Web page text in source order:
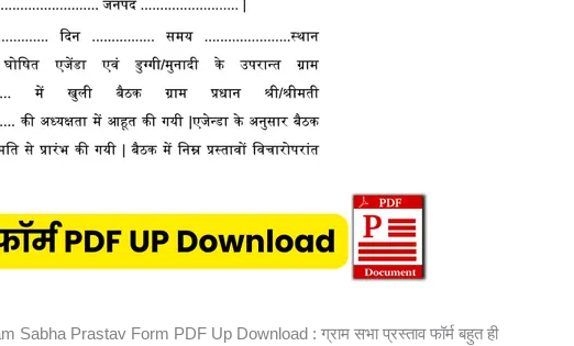
Sabha Prastav Form PDF Up Download : ग्राम सभा प्रस्ताव फॉर्म बहुत ही